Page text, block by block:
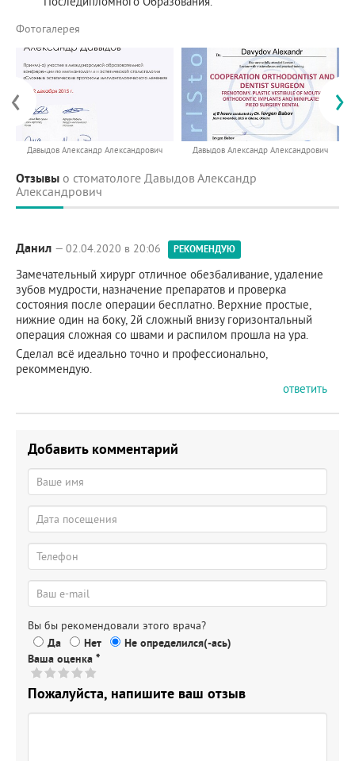
Фотогалерея
Давыдов Александр Александрович Давыдов Александр Александрович
‹ ›
Отзывы о стоматологе Давыдов Александр
Александрович
Данил — 02.04.2020 в 20:06 РЕКОМЕНДУЮ
Замечательный хирург отличное обезбаливание, удаление
зубов мудрости, назначение препаратов и проверка
состояния после операции бесплатно. Верхние простые,
нижние один на боку, 2й сложный внизу горизонтальный
операция сложная со швами и распилом прошла на ура.
Сделал всё идеально точно и профессионально,
рекоммендую.
ответить
Добавить комментарий
Вы бы рекомендовали этого врача?
Да
Нет
Не определился(-ась)
Ваша оценка *
Пожалуйста, напишите ваш отзыв